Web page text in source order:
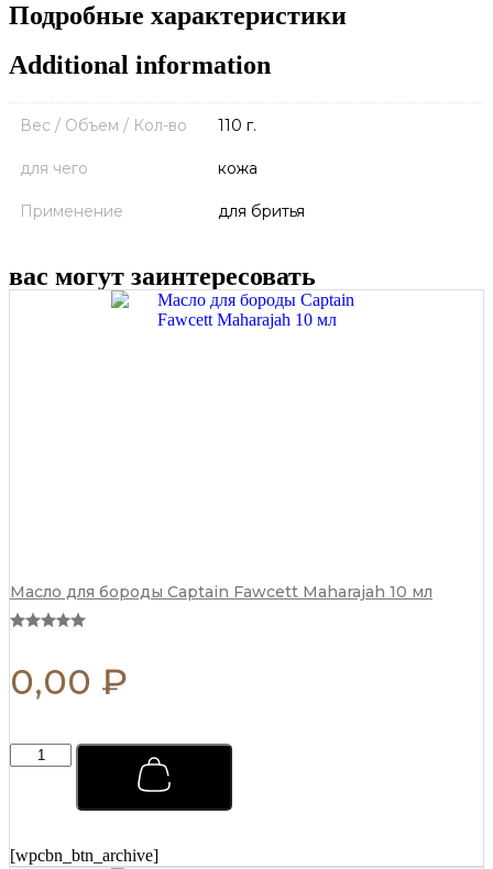
Подробные характеристики
Additional information
Вес / Объем / Кол-во 110 г.
для чего кожа
Применение для бритья
вас могут заинтересовать
Масло для бороды Captain Fawcett Maharajah 10 мл
0,00 ₽
Мыло
для
Scapicchio
[wpcbn_btn_archive]